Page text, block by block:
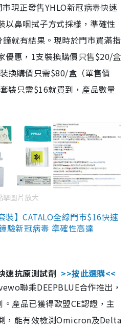
現正發售YHLO新冠病毒快速
以鼻咽拭子方式採樣，準確性
就有結果。現時於門市買滿指
優惠，1支裝換購價只售$20/盒
換購價只需$80/盒（單售價
裝只需$16就買到，產品數量
擊圖片放大
裝】CATALO全線門市$16快速
驗新冠病毒 準確性高達
速抗原測試劑 >>按此選購<<
聯乘DEEPBLUE合作推出，
產品已獲得歐盟CE認證，主
，能有效檢測Omicron及Delta